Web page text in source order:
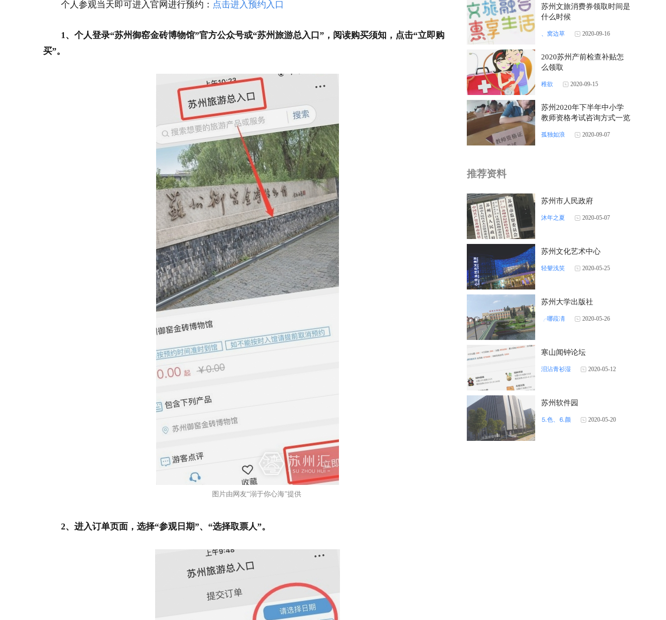
个人参观当天即可进入官网进行预约： 点击进入预约入口
1、个人登录“苏州御窑金砖博物馆”官方公众号或“苏州旅游总入口”， 阅读购买须知，点击“立即购
买”。
图片由网友“溺于你心海”提供
2、进入订单页面，选择“参观日期”、“选择取票人”。
苏州文旅消费券领取时间是
什么时候
、窝边草 2020-09-16
2020苏州产前检查补贴怎
么领取
稚欲 2020-09-15
苏州2020年下半年中小学
教师资格考试咨询方式一览
孤独如浪 2020-09-07
推荐资料
苏州市人民政府
沐年之夏 2020-05-07
苏州文化艺术中心
轻颦浅笑 2020-05-25
苏州大学出版社
╭哪葮凊 2020-05-26
寒山闻钟论坛
泪沾青衫湿 2020-05-12
苏州软件园
⒌色、⒍颜 2020-05-20